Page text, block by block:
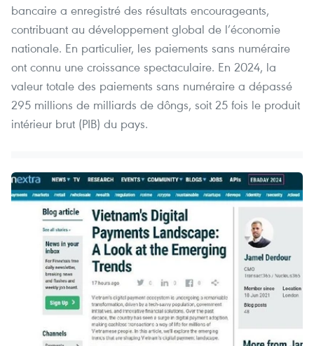
bancaire a enregistré des résultats encourageants,
contribuant au développement global de l’économie
nationale. En particulier, les paiements sans numéraire
ont connu une croissance spectaculaire. En 2024, la
valeur totale des paiements sans numéraire a dépassé
295 millions de milliards de dôngs, soit 25 fois le produit
intérieur brut (PIB) du pays.